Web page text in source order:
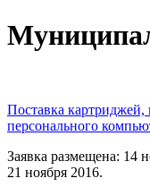
Поставка
персонального
Заявка размещена: 14
21 ноября 2016.